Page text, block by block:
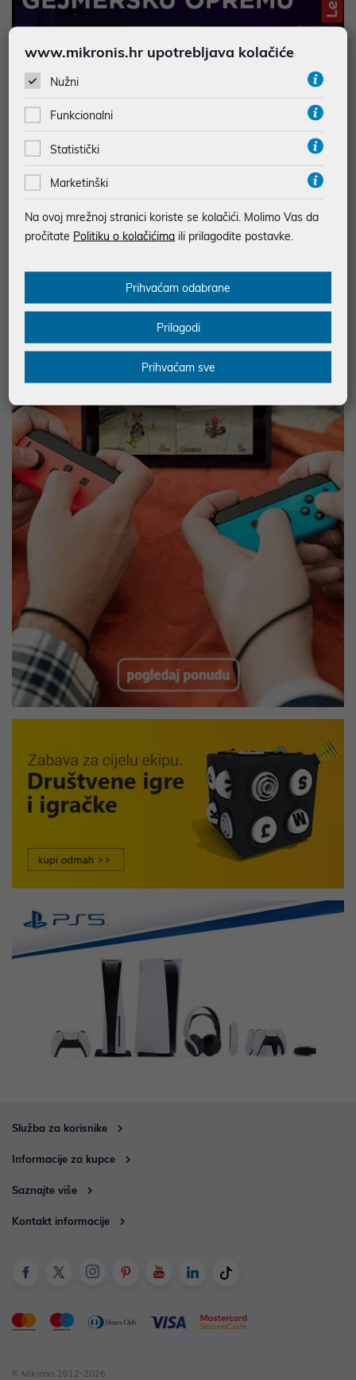
Služba za korisnike
Informacije za kupce
Saznajte više
Kontakt informacije
© Mikronis 2012-2026
www.mikronis.hr upotrebljava kolačiće
Nužni
Funkcionalni
Statistički
Marketinški
Na ovoj mrežnoj stranici koriste se kolačići. Molimo Vas da
pročitate Politiku o kolačićima ili prilagodite postavke.
Prihvaćam odabrane
Prilagodi
Prihvaćam sve